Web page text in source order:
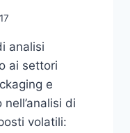
analisi
ai settori
e
di
volatili: